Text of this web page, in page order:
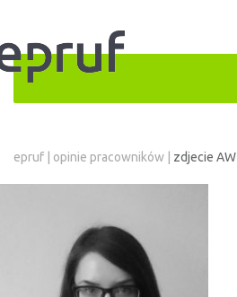
epruf opinie pracowników zdjecie AW